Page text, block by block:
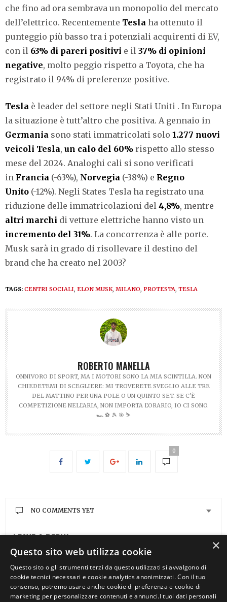
che fino ad ora sembrava un monopolio del mercato
dell’elettrico. Recentemente Tesla ha ottenuto il
punteggio più basso tra i potenziali acquirenti di EV,
con il 63% di pareri positivi e il 37% di opinioni
negative, molto peggio rispetto a Toyota, che ha
registrato il 94% di preferenze positive.
Tesla è leader del settore negli Stati Uniti . In Europa
la situazione è tutt’altro che positiva. A gennaio in
Germania sono stati immatricolati solo 1.277 nuovi
veicoli Tesla, un calo del 60% rispetto allo stesso
mese del 2024. Analoghi cali si sono verificati
in Francia (-63%), Norvegia (-38%) e Regno
Unito (-12%). Negli States Tesla ha registrato una
riduzione delle immatricolazioni del 4,8%, mentre
altri marchi di vetture elettriche hanno visto un
incremento del 31%. La concorrenza è alle porte.
Musk sarà in grado di risollevare il destino del
brand che ha creato nel 2003?
TAGS: CENTRI SOCIALI, ELON MUSK, MILANO, PROTESTA, TESLA
ROBERTO MANELLA
ONNIVORO DI SPORT, MA I MOTORI SONO LA MIA SCINTILLA. NON
CHIEDETEMI DI SCEGLIERE: MI TROVERETE SVEGLIO ALLE TRE
DEL MATTINO PER UNA POLE O UN QUINTO SET. SE C'È
COMPETIZIONE NELL'ARIA, NON IMPORTA L'ORARIO, IO CI SONO.
🏎️ ⚽ 🎾 🎯 ⛷️
0
NO COMMENTS YET
LEAVE A REPLY
You must be logged into post a comment.
×
Questo sito web utilizza cookie
Questo sito o gli strumenti terzi da questo utilizzati si avvalgono di
cookie tecnici necessari e cookie analytics anonimizzati. Con il tuo
consenso, potremo usare anche cookie di preferenza e cookie di
marketing per personalizzare contenuti e annunci.I tuoi dati personali